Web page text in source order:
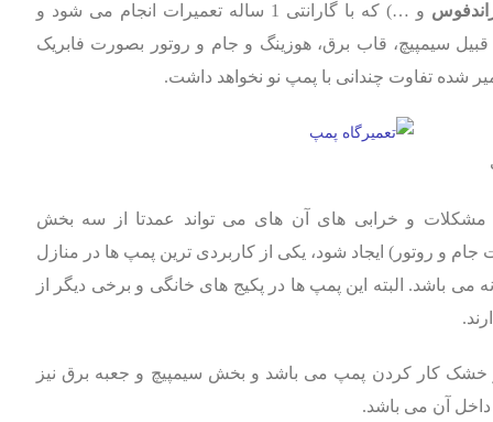
و …) که با گارانتی 1 ساله تعمیرات انجام می شود و
سیمپیچ، قاب برق، هوزینگ و جام و روتور بصورت فابریک
شده تفاوت چندانی با پمپ نو نخواهد داشت.
مشکلات و خرابی های آن های می تواند عمدتا از سه بخش
و روتور) ایجاد شود، یکی از کاربردی ترین پمپ ها در منازل
می باشد. البته این پمپ ها در پکیج های خانگی و برخی دیگر از
خشک کار کردن پمپ می باشد و بخش سیمپیچ و جعبه برق نیز
آن می باشد.